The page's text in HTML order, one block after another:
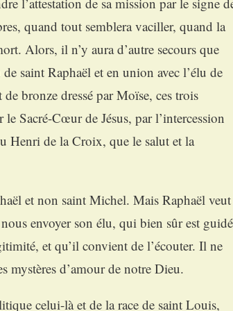
quand tout semblera vaciller, quand la
Alors, il n’y aura d’autre secours que
saint Raphaël et en union avec l’élu de
bronze dressé par Moïse, ces trois
Sacré-Cœur de Jésus, par l’intercession
Henri de la Croix, que le salut et la
et non saint Michel. Mais Raphaël veut
envoyer son élu, qui bien sûr est guidé
et qu’il convient de l’écouter. Il ne
mystères d’amour de notre Dieu.
celui-là et de la race de saint Louis,